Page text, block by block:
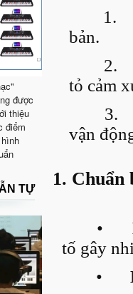
được
thiệu
điểm
TỰ
1.
bản.
2.
tỏ cảm
3.
vận
1.
•
tố gây
•